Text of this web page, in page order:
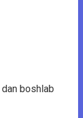
boshlab